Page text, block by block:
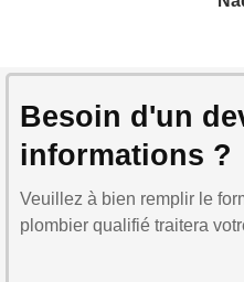
Besoin d'un
informations ?
Veuillez à bien remplir le
plombier qualifié traitera